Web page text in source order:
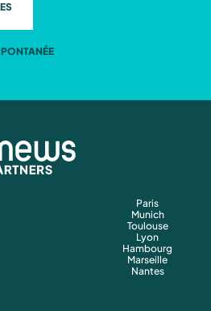
Paris
Munich
Toulouse
Lyon
Hambourg
Marseille
Nantes